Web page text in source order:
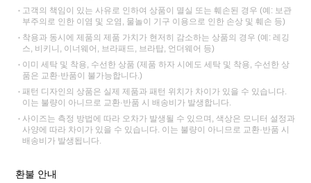
고객의 책임이 있는 사유로 인하여 상품이 멸실 또는 훼손된 경우 (예: 보관
부주의로 인한 이염 및 오염, 물놀이 기구 이용으로 인한 손상 및 훼손 등)
착용과 동시에 제품의 제품 가치가 현저히 감소하는 상품의 경우 (예: 레깅
스, 비키니, 이너웨어, 브라패드, 브라탑, 언더웨어 등)
이미 세탁 및 착용, 수선한 상품 (제품 하자 시에도 세탁 및 착용, 수선한 상
품은 교환·반품이 불가능합니다.)
패턴 디자인의 상품은 실제 제품과 패턴 위치가 차이가 있을 수 있습니다.
이는 불량이 아니므로 교환·반품 시 배송비가 발생합니다.
사이즈는 측정 방법에 따라 오차가 발생될 수 있으며, 색상은 모니터 설정과
사양에 따라 차이가 있을 수 있습니다. 이는 불량이 아니므로 교환·반품 시
배송비가 발생됩니다.
환불 안내